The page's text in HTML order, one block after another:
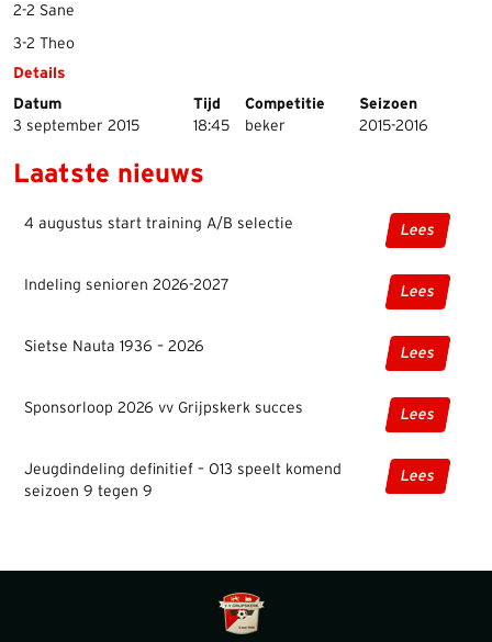
2-2 Sane
3-2 Theo
Details
Datum
Tijd Competitie
Seizoen
3 september 2015
18:45 beker 2015-2016
Laatste nieuws
4 augustus start training A/B selectie Lees
Indeling senioren 2026-2027 Lees
Sietse Nauta 1936 – 2026 Lees
Sponsorloop 2026 vv Grijpskerk succes Lees
Jeugdindeling definitief – O13 speelt komend
seizoen 9 tegen 9
Lees